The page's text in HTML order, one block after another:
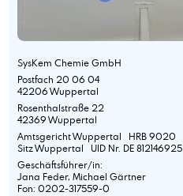
SysKem Chemie GmbH
Postfach 20 06 04
42206 Wuppertal
Rosenthalstraße 22
42369 Wuppertal
Amtsgericht Wuppertal HRB 9020
Sitz Wuppertal UID Nr. DE 812146925
Geschäftsführer/in:
Jana Feder, Michael Gärtner
Fon: 0202-317559-0